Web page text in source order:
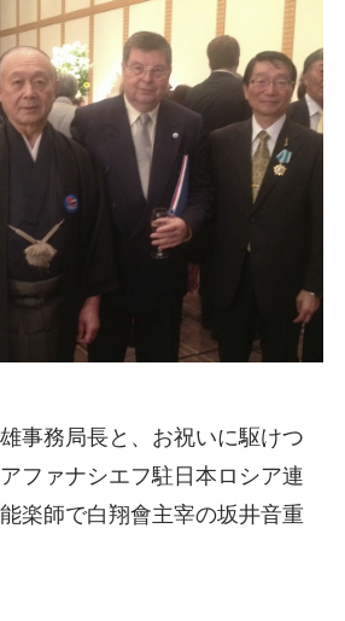
事務局長と、お祝いに駆けつ
ファナシエフ駐日本ロシア連
楽師で白翔會主宰の坂井音重